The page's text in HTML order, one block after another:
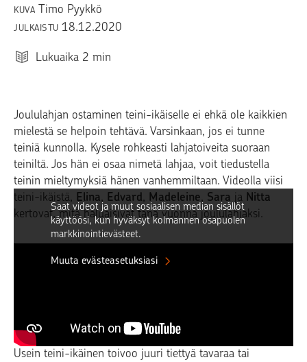
KUVA Timo Pyykkö
JULKAISTU 18.12.2020
Lukuaika 2 min
Joululahjan ostaminen teini-ikäiselle ei ehkä ole kaikkien
mielestä se helpoin tehtävä. Varsinkaan, jos ei tunne
teiniä kunnolla. Kysele rohkeasti lahjatoiveita suoraan
teiniltä. Jos hän ei osaa nimetä lahjaa, voit tiedustella
teinin mieltymyksiä hänen vanhemmiltaan. Videolla viisi
teini-ikäistä, Elina Edvard Madeleine Sara ja Nitta
kertovat, mitä haluaisivat tänä vuonna joululahjaksi.
Saat videot ja muut sosiaalisen median sisällöt
käyttöösi, kun hyväksyt kolmannen osapuolen
markkinointievästeet.
Muuta evästeasetuksiasi
Rahaa tai lahjakortteja
Usein teini-ikäinen toivoo juuri tiettyä tavaraa tai